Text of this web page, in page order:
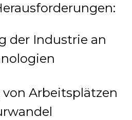
der Industrie an
Arbeitsplätzen